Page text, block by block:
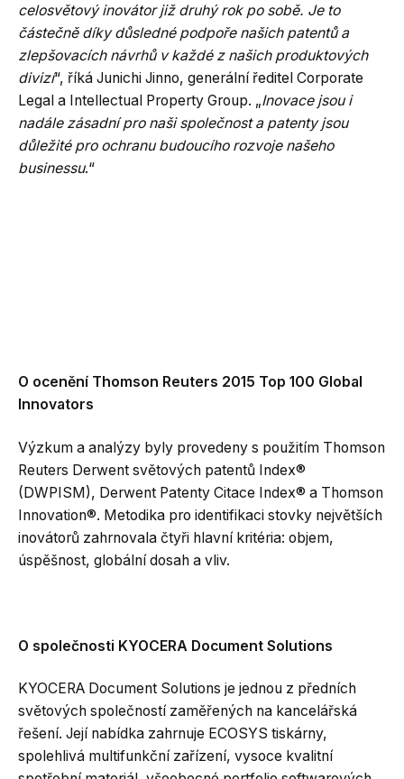
celosvětový inovátor již druhý rok po sobě. Je to
částečně díky důsledné podpoře našich patentů a
zlepšovacích návrhů v každé z našich produktových
divizí“, říká Junichi Jinno, generální ředitel Corporate
Legal a Intellectual Property Group. „Inovace jsou i
nadále zásadní pro naši společnost a patenty jsou
důležité pro ochranu budoucího rozvoje našeho
businessu.“
O ocenění Thomson Reuters 2015 Top 100 Global
Innovators
Výzkum a analýzy byly provedeny s použitím Thomson
Reuters Derwent světových patentů Index®
(DWPISM), Derwent Patenty Citace Index® a Thomson
Innovation®. Metodika pro identifikaci stovky největších
inovátorů zahrnovala čtyři hlavní kritéria: objem,
úspěšnost, globální dosah a vliv.
O společnosti KYOCERA Document Solutions
KYOCERA Document Solutions je jednou z předních
světových společností zaměřených na kancelářská
řešení. Její nabídka zahrnuje ECOSYS tiskárny,
spolehlivá multifunkční zařízení, vysoce kvalitní